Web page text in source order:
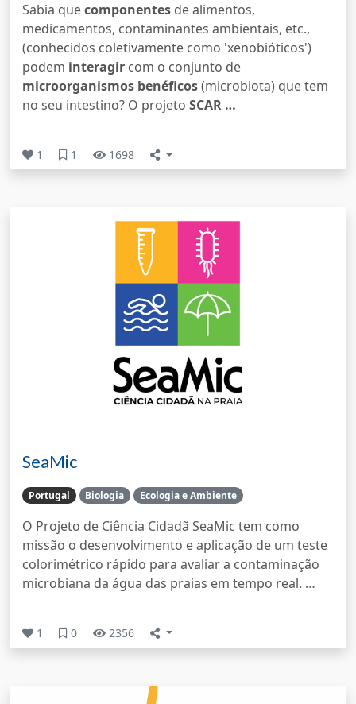
Sabia quecomponentes de alimentos,
medicamentos, contaminantes ambientais, etc.,
(conhecidos coletivamente como 'xenobióticos')
podem interagir com o conjunto de
microorganismos benéficos(microbiota) que tem
no seu intestino? O projeto SCAR …
1 1 1698
SeaMic
Portugal Biologia Ecologia e Ambiente
O Projeto de Ciência Cidadã SeaMic tem como
missão o desenvolvimento e aplicação de um teste
colorimétrico rápido para avaliar a contaminação
microbiana da água das praias em tempo real. …
1 0 2356